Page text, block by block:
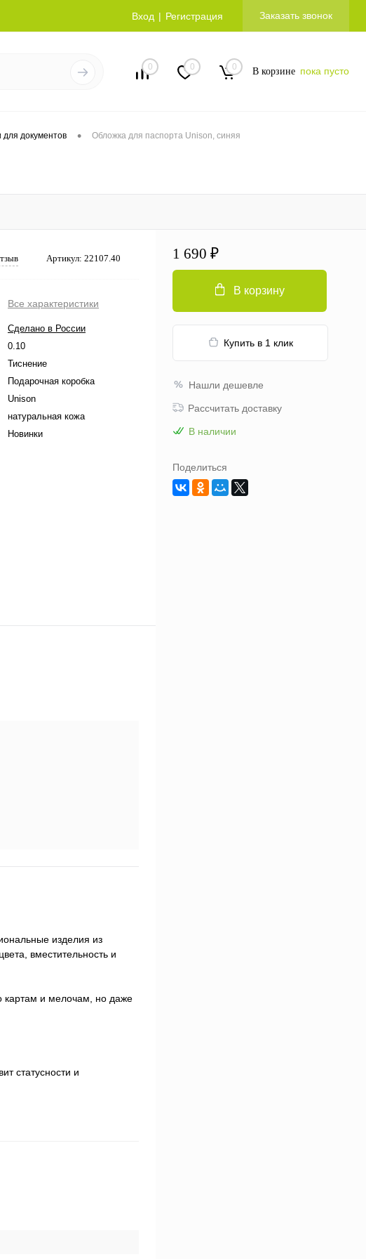
Вход Регистрация Заказать звонок
0 0 0 В корзине пока пусто
для документов • Обложка для паспорта Unison, синяя
Артикул: 22107.40
Все характеристики
Сделано в России
0.10
Тиснение
Подарочная коробка
Unison
натуральная кожа
Новинки
изделия из
вместительность и
картам и мелочам, но даже
статусности и
1 690 ₽
В корзину
Купить в 1 клик
Нашли дешевле
Рассчитать доставку
В наличии
Поделиться